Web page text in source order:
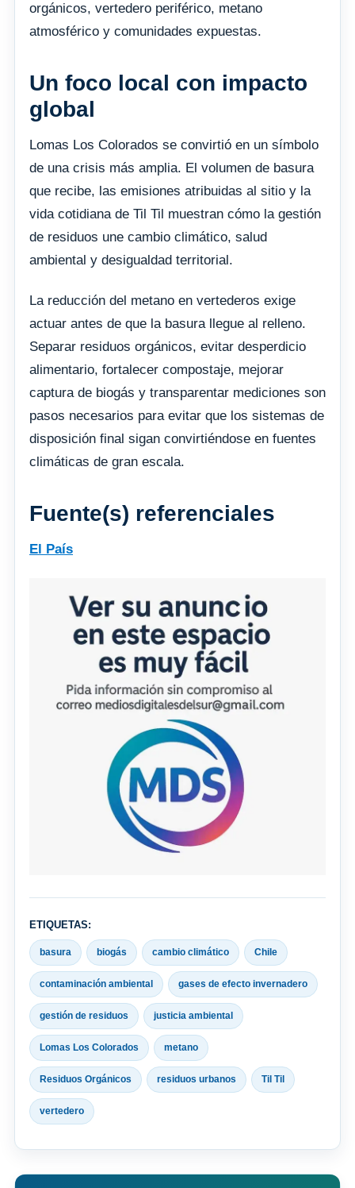
orgánicos, vertedero periférico, metano
atmosférico y comunidades expuestas.
Un foco local con impacto
global
Lomas Los Colorados se convirtió en un símbolo
de una crisis más amplia. El volumen de basura
que recibe, las emisiones atribuidas al sitio y la
vida cotidiana de Til Til muestran cómo la gestión
de residuos une cambio climático, salud
ambiental y desigualdad territorial.
La reducción del metano en vertederos exige
actuar antes de que la basura llegue al relleno.
Separar residuos orgánicos, evitar desperdicio
alimentario, fortalecer compostaje, mejorar
captura de biogás y transparentar mediciones son
pasos necesarios para evitar que los sistemas de
disposición final sigan convirtiéndose en fuentes
climáticas de gran escala.
Fuente(s) referenciales
El País
ETIQUETAS:
basura biogás cambio climático Chile
contaminación ambiental gases de efecto invernadero
gestión de residuos justicia ambiental
Lomas Los Colorados metano
Residuos Orgánicos residuos urbanos Til Til
vertedero